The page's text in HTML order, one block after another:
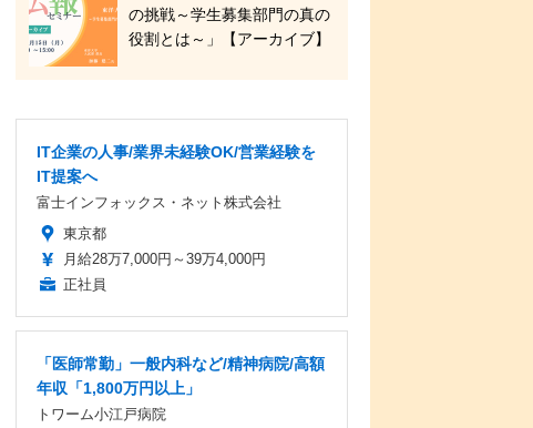
の挑戦～学生募集部門の真の
役割とは～」【アーカイブ】
IT企業の人事/業界未経験OK/営業経験を
IT提案へ
富士インフォックス・ネット株式会社
東京都
月給28万7,000円～39万4,000円
正社員
「医師常勤」一般内科など/精神病院/高額
年収「1,800万円以上」
トワーム小江戸病院